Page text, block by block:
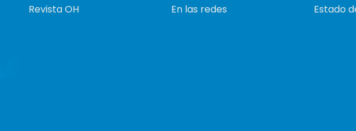
Revista OH
En las redes
Estado